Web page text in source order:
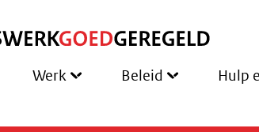
Werk Beleid Hulp